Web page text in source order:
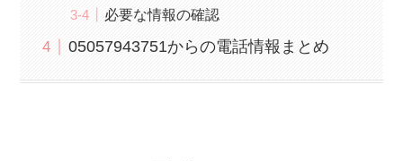
必要な情報の確認
05057943751からの電話情報まとめ